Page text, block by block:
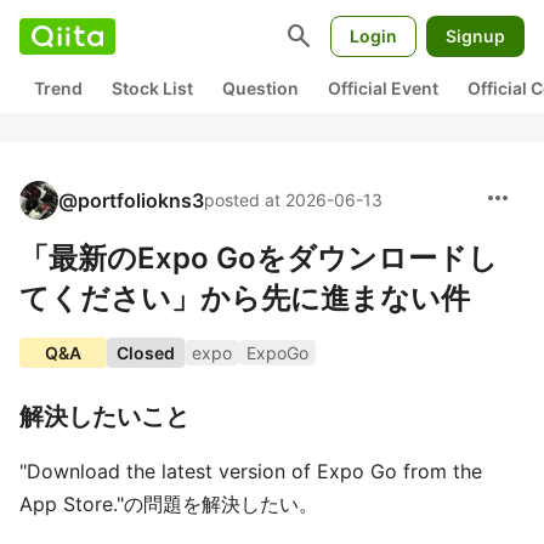
search Login Signup
Trend Stock List Question Official Event Official
@portfoliokns3posted at 2026-06-13 more_horiz
「最新のExpo Goをダウンロードし
てください」から先に進まない件
Q&A Closed expo ExpoGo
解決したいこと
"Download the latest version of Expo Go from the
App Store."の問題を解決したい。